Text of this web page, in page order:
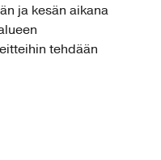
ja kesän aikana
tehdään